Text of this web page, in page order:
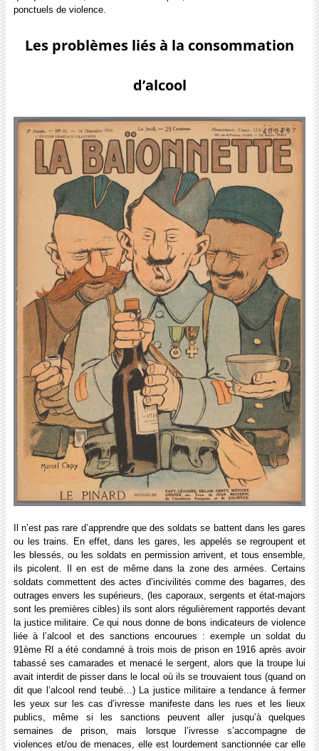
ponctuels de violence.
Les problèmes liés à la consommation
d’alcool
Il n’est pas rare d’apprendre que des soldats se battent dans les gares
ou les trains. En effet, dans les gares, les appelés se regroupent et
les blessés, ou les soldats en permission arrivent, et tous ensemble,
ils picolent. Il en est de même dans la zone des armées. Certains
soldats commettent des actes d’incivilités comme des bagarres, des
outrages envers les supérieurs, (les caporaux, sergents et état-majors
sont les premières cibles) ils sont alors régulièrement rapportés devant
la justice militaire. Ce qui nous donne de bons indicateurs de violence
liée à l’alcool et des sanctions encourues : exemple un soldat du
91ème RI a été condamné à trois mois de prison en 1916 après avoir
tabassé ses camarades et menacé le sergent, alors que la troupe lui
avait interdit de pisser dans le local où ils se trouvaient tous (quand on
dit que l’alcool rend teubé…) La justice militaire a tendance à fermer
les yeux sur les cas d’ivresse manifeste dans les rues et les lieux
publics, même si les sanctions peuvent aller jusqu’à quelques
semaines de prison, mais lorsque l’ivresse s’accompagne de
violences et/ou de menaces, elle est lourdement sanctionnée car elle